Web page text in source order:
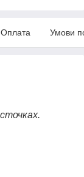
Оплата Умови